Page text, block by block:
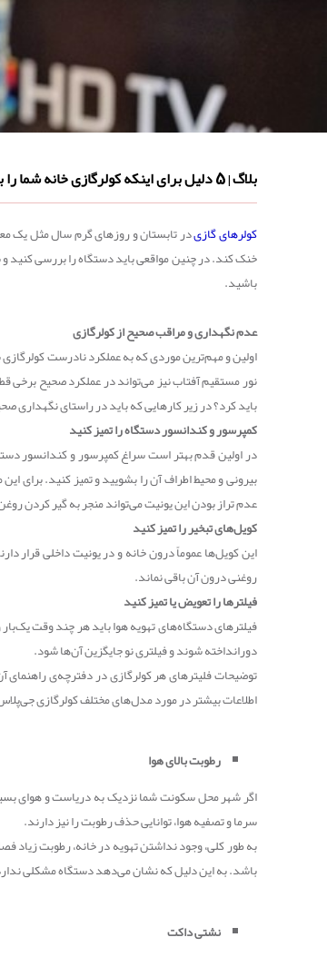
بلاگ|5 دلیل برای اینکه کولرگازی خانه شما را به درستی خنک نمی‌کند
کولرهای گازیدر تابستان و روزهای گرم سال مثل یک
باشید.
عدم نگهداری و مراقب صحیح از کولرگازی
اولین و مهم‌ترین موردی که به عملکرد نادرست
نور مستقیم آفتاب نیز می‌تواند در عملکرد صحیح برخی
باید کرد؟ در زیر کارهایی که باید در راستای نگهداری
کمپرسور و کندانسور دستگاه را تمیز کنید
در اولین قدم بهتر است سراغ کمپرسور و کندانسور
بیرونی و محیط اطراف آن را بشویید و تمیز کنید. برای
عدم تراز بودن این یونیت می‌تواند منجر به گیر کردن
کویل‌های تبخیر را تمیز کنید
این کویل‌ها عموماً درون خانه و در یونیت داخلی قرار
روغنی درون آن باقی نماند.
فیلترها را تعویض یا تمیز کنید
فیلترهای دستگاه‌های تهویه هوا باید هر چند وقت
دورانداخته شوند و فیلتری نو جایگزین آن‌ها شود.
توضیحات فلیترهای هر کولرگازی در دفترچه‌ی
اطلاعات بیشتر در مورد مدل‌های مختلف کولرگازی
رطوبت بالای هوا
اگر شهر محل سکونت شما نزدیک به دریاست و هوای
سرما و تصفیه هوا، توانایی حذف رطوبت را نیز دارند.
به طور کلی، وجود نداشتن تهویه در خانه، رطوبت
باشد. به این دلیل که نشان می‌دهد دستگاه مشکلی
نشتی داکت